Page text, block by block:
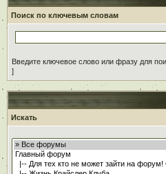
Поиск по ключевым словам
Введите ключевое слово или фразу для
]
Искать